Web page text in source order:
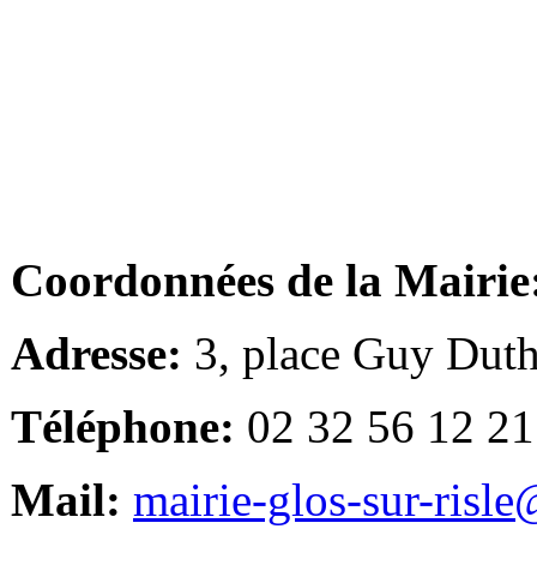
Coordonnées de la
Adresse: 3, place Guy
Téléphone: 02 32 56 12 21
Mail: mairie-glos-sur-